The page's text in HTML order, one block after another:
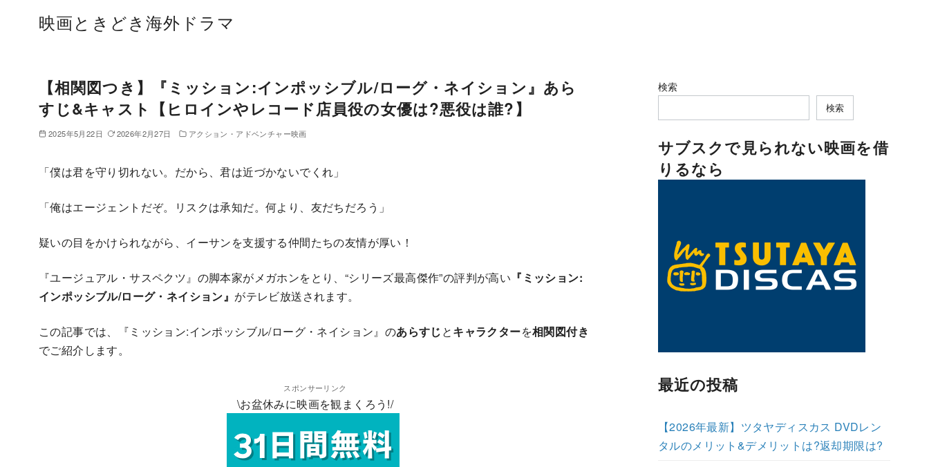
映画ときどき海外ドラマ
【相関図つき】『ミッション:インポッシブル/ローグ・ネイション』あら
すじ&キャスト【ヒロインやレコード店員役の女優は?悪役は誰?】
2025年5月22日 2026年2月27日 アクション・アドベンチャー映画
「僕は君を守り切れない。だから、君は近づかないでくれ」
「俺はエージェントだぞ。リスクは承知だ。何より、友だちだろう」
疑いの目をかけられながら、イーサンを支援する仲間たちの友情が厚い！
『ユージュアル・サスペクツ』の脚本家がメガホンをとり、“シリーズ最高傑作”の評判が高い 『ミッション:
インポッシブル/ローグ・ネイション』 がテレビ放送されます。
この記事では、『ミッション:インポッシブル/ローグ・ネイション』のあらすじとキャラクターを相関図付き
でご紹介します。
スポンサーリンク
\お盆休みに映画を観まくろう!/
検索
検索
サブスクで見られない映画を借
りるなら
最近の投稿
【2026年最新】ツタヤディスカス DVDレン
タルのメリット&デメリットは?返却期限は?